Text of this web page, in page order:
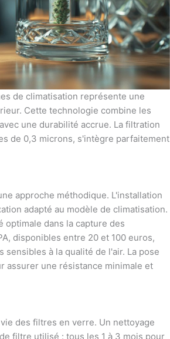
de climatisation représente une
Cette technologie combine les
une durabilité accrue. La filtration
de 0,3 microns, s'intègre parfaitement
approche méthodique. L'installation
adapté au modèle de climatisation.
dans la capture des
disponibles entre 20 et 100 euros,
à la qualité de l'air. La pose
assurer une résistance minimale et
des filtres en verre. Un nettoyage
filtre utilisé : tous les 1 à 3 mois pour